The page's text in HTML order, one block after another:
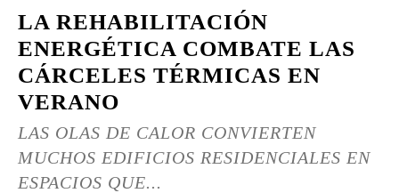
LA REHABILITACIÓN
ENERGÉTICA COMBATE LAS
CÁRCELES TÉRMICAS EN
VERANO
LAS OLAS DE CALOR CONVIERTEN
MUCHOS EDIFICIOS RESIDENCIALES EN
ESPACIOS QUE...